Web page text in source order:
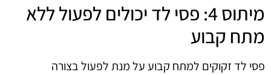
מיתוס 4: פסי לד יכולים לפעול ללא
מתח קבוע
פסי לד זקוקים למתח קבוע על מנת לפעול בצורה